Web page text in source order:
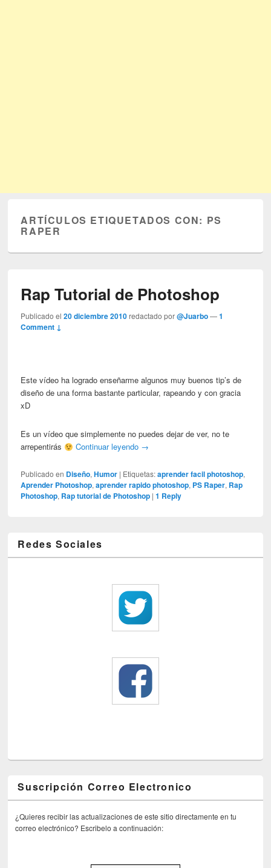
ARTÍCULOS ETIQUETADOS CON: PS
RAPER
Rap Tutorial de Photoshop
Publicado el20 diciembre 2010 redactado por@Juarbo —1
Comment ↓
Este vídeo ha logrado enseñarme algunos muy buenos tip’s de
diseño de una forma bastante particular, rapeando y con gracia
xD
Es un vídeo que simplemente no puedes dejar de ver, no te
arrepentirás
Continuar leyendo →
Publicado en Diseño,Humor | Etiquetas: aprender facil photoshop,
Aprender Photoshop,aprender rapido photoshop, PS Raper, Rap
Photoshop, Rap tutorial de Photoshop |1 Reply
Redes Sociales
Suscripción Correo Electronico
¿Quieres recibir las actualizaciones de este sitio directamente en tu
correo electrónico? Escribelo a continuación: